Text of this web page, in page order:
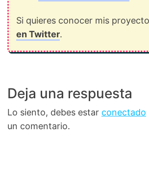
Si quieres conocer mis
en Twitter.
Deja una respuesta
Lo siento, debes estar conectado
un comentario.